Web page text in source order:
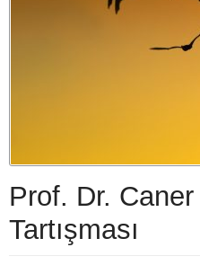
Prof. Dr. Caner
Tartışması